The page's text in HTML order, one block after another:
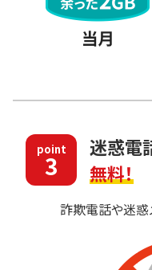
point
3
迷惑電
無料！
詐欺電話や迷惑